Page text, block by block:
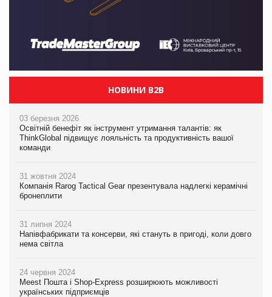
НОВИНИ B2B
03 березня 2026
Освітній бенефіт як інструмент утримання талантів: як
ThinkGlobal підвищує лояльність та продуктивність вашої
команди
31 жовтня 2024
Компанія Rarog Tactical Gear презентувала надлегкі керамічні
бронеплити
31 липня 2024
Напівфабрикати та консерви, які стануть в пригоді, коли довго
нема світла
24 червня 2024
Meest Пошта і Shop-Express розширюють можливості
українських підприємців